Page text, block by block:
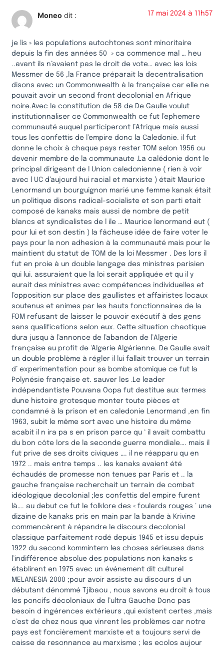
Moneo dit : 17 mai 2024 à 11h57
je lis » les populations autochtones sont minoritaire
depuis la fin des années 50 » ca commence mal … heu
..avant ils n’avaient pas le droit de vote… avec les lois
Messmer de 56 ,la France préparait la decentralisation
disons avec un Commonwealth à la française car elle ne
pouvait avoir un second front decolonial en Afrique
noire.Avec la constitution de 58 de De Gaulle voulut
institutionnaliser ce Commonwealth ce fut l’ephemere
communauté auquel participeront l’Afrique mais aussi
tous les confettis de l’empire donc la Caledonie. il fut
donne le choix à chaque pays rester TOM selon 1956 ou
devenir membre de la communaute .La calédonie dont le
principal dirigeant de l Union caledonienne ( rien à voir
avec l UC d’aujourd hui racial et marxiste ) était Maurice
Lenormand un bourguignon marié une femme kanak était
un politique disons radical-socialiste et son parti etait
composé de kanaks mais aussi de nombre de petit
blancs et syndicalistes de l ile … Maurice lenormand eut (
pour lui et son destin ) la fâcheuse idée de faire voter le
pays pour la non adhesion à la communauté mais pour le
maintient du statut de TOM de la loi Messmer . Des lors il
fut en proie à un double langage des ministres parisien
qui lui. assuraient que la loi serait appliquée et qu il y
aurait des ministres avec compétences individuelles et
l’opposition sur place des gaullistes et affairistes locaux
soutenus et animes par les hauts fonctionnaires de la
FOM refusant de laisser le pouvoir exécutif à des gens
sans qualifications selon eux. Cette situation chaotique
dura jusqu à l’annonce de l’abandon de l’Algerie
française au profit de ‘Algerie Algérienne. De Gaulle avait
un double problème à régler il lui fallait trouver un terrain
d’ experimentation pour sa bombe atomique ce fut la
Polynésie française et. sauver les .Le leader
indépendantiste Pouvana Oopa fut destitue aux termes
dune histoire grotesque monter toute pièces et
condamné à la prison et en caledonie Lenormand ,en fin
1963, subit le même sort avec une histoire du même
acabit il n ira pa s en prison parce qu ‘ il avait combattu
du bon côte lors de la seconde guerre mondiale…. mais il
fut prive de ses droits civiques …. il ne réapparu qu en
1972 .. mais entre temps .. les kanaks avaient été
échaudés de promesse non tenues par Paris et .. la
gauche française recherchait un terrain de combat
idéologique decolonial ;les confettis del empire furent
là…. au debut ce fut le folklore des « foulards rouges ‘ une
dizaine de kanaks pris en main par la bande à Krivine
commencèrent à répandre le discours decolonial
classique parfaitement rodé depuis 1945 et issu depuis
1922 du second kommintern les choses sérieuses dans
l’indifférence absolue des populations non kanaks s
établirent en 1975 avec un événement dit culturel
MELANESIA 2000 ;pour avoir assiste au discours d un
débutant dénommé Tjibaou , nous savons eu droit à tous
les poncifs décoloniaux de l’ultra Gauche Donc pas
besoin d ingérences extérieurs ,qui existent certes ,mais
c’est de chez nous que vinrent les problèmes car notre
pays est foncièrement marxiste et a toujours servi de
caisse de resonnance au marxisme ; les ecolos aujour